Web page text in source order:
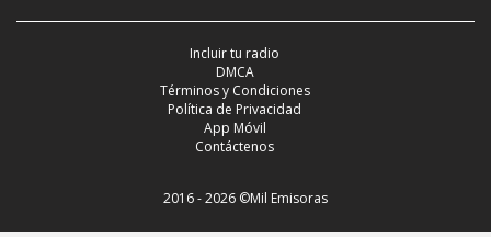
Incluir tu radio
DMCA
Términos y Condiciones
Política de Privacidad
App Móvil
Contáctenos
2016 - 2026 ©Mil Emisoras